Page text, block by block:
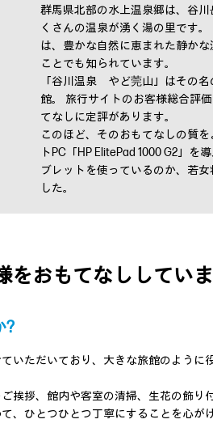
群馬県北部の水上温泉郷は、谷
くさんの温泉が湧く湯の里です
は、豊かな自然に恵まれた静か
ことでも知られています。
「谷川温泉 やど莞山」はその
館。 旅行サイトのお客様総合評
てなしに定評があります。
このほど、そのおもてなしの質
トPC「HP ElitePad 1000 G2」
ブレットを使っているのか、若
した。
をおもてなししてい
?
いただいており、大きな旅館のよう
挨拶、館内や客室の清掃、生花の飾り
、ひとつひとつ丁寧にすることを心が